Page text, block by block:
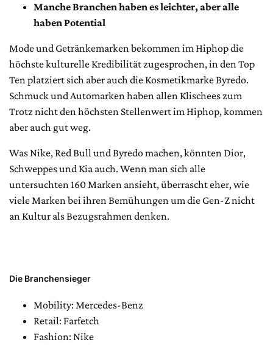
Manche Branchen haben es leichter, aber alle
haben Potential
Mode und Getränkemarken bekommen im Hiphop die
höchste kulturelle Kredibilität zugesprochen, in den Top
Ten platziert sich aber auch die Kosmetikmarke Byredo.
Schmuck und Automarken haben allen Klischees zum
Trotz nicht den höchsten Stellenwert im Hiphop, kommen
aber auch gut weg.
Was Nike, Red Bull und Byredo machen, könnten Dior,
Schweppes und Kia auch. Wenn man sich alle
untersuchten 160 Marken ansieht, überrascht eher, wie
viele Marken bei ihren Bemühungen um die Gen-Z nicht
an Kultur als Bezugsrahmen denken.
Die Branchensieger
Mobility: Mercedes-Benz
Retail: Farfetch
Fashion: Nike